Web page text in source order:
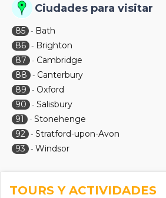
Ciudades para visitar
85 - Bath
86 - Brighton
87
- Cambridge
88
- Canterbury
89
- Oxford
90
- Salisbury
91
- Stonehenge
92 - Stratford-upon-Avon
93
- Windsor
TOURS Y ACTIVIDADES